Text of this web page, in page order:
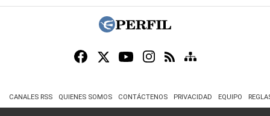
CANALES RSS QUIENES SOMOS CONTÁCTENOS PRIVACIDAD EQUIPO